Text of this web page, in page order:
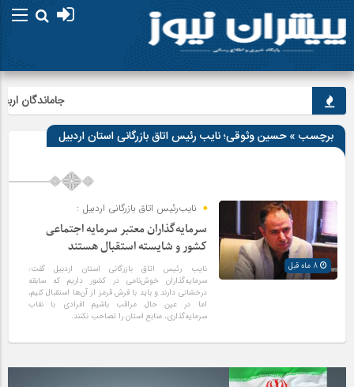
جاماندگان
برچسب » حسین وثوقی؛ نایب رئیس اتاق بازرگانی استان اردبیل
نایب‌رئیس اتاق بازرگانی اردبیل :
سرمایه‌گذاران معتبر سرمایه اجتماعی
کشور و شایسته استقبال هستند
نایب رئیس اتاق بازرگانی استان اردبیل گفت:
سرمایه‌گذاران خوش‌نامی در کشور داریم که سابقه
درخشانی دارند و باید با فرش قرمز از آن‌ها استقبال کنیم،
اما در عین حال مراقب باشیم افرادی با نقاب
سرمایه‌گذاری، منابع استان را تصاحب نکنند.